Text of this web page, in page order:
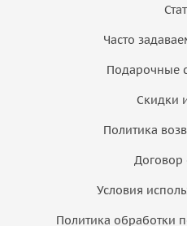
Часто
Подарочные
Скидки
Политика
Договор
Условия
Политика обработки